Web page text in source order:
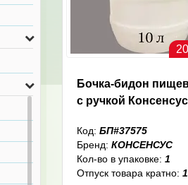
Бочка-бидон
с ручкой Консенсус
Код: БП#37575
Бренд: КОНСЕНСУС
Кол-во в упаковке: 1
Отпуск товара кратно: 1